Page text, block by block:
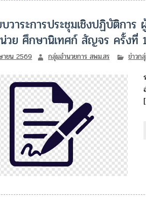
บวาระการประชุมเชิงปฏิบัติกา
วย ศึกษานิเทศก์ สัญจร ครั้งที่
ายน 2569 กลุ่มอำนวยการ สพม.สร ข่าวก